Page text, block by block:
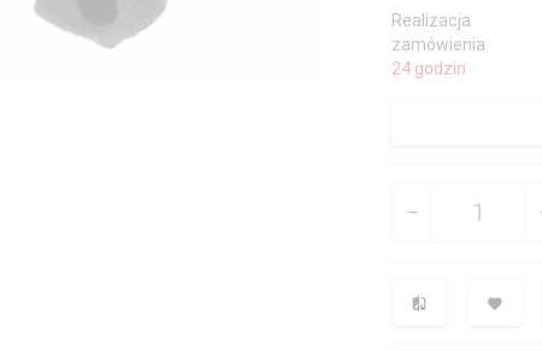
Realizacja
zamówienia:
24 godzin